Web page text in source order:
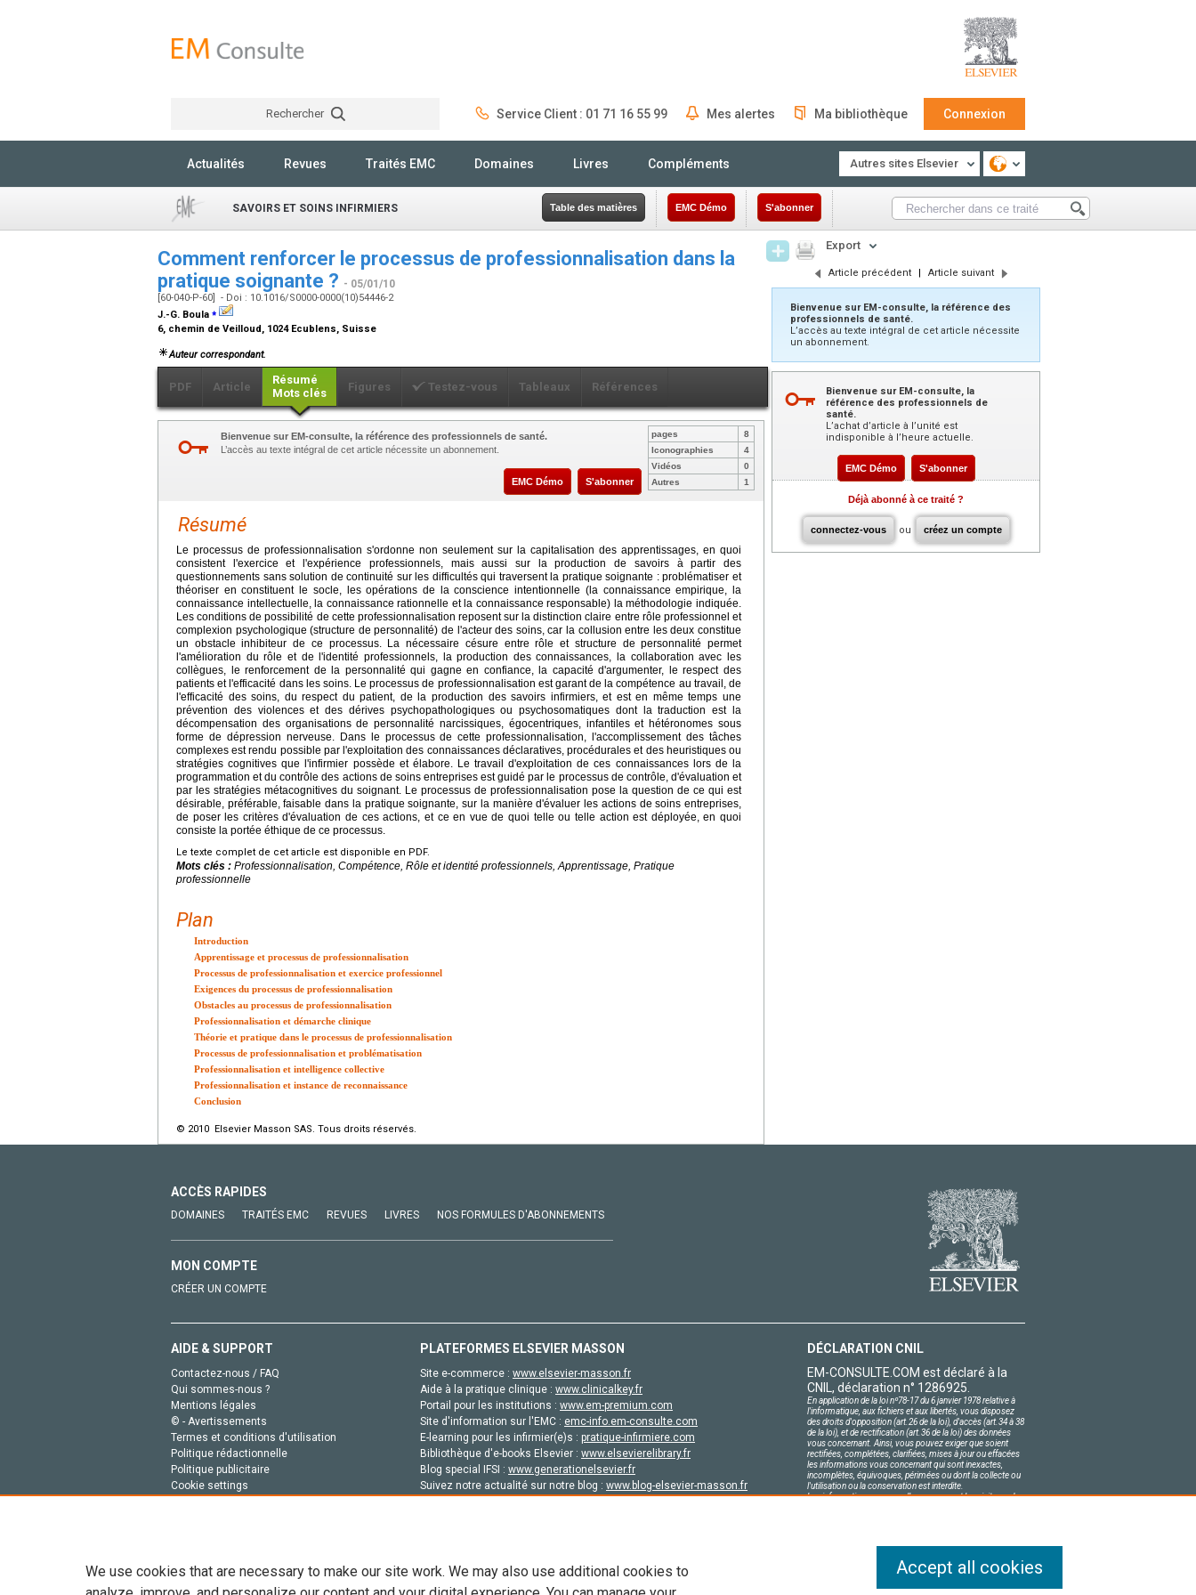
Rechercher Service Client : 01 71 16 55 99 Mes alertes Ma bibliothèque Connexion
Actualités Revues Traités EMC Domaines Livres Compléments Autres sites Elsevier
SAVOIRS ET SOINS INFIRMIERS Table des matières EMC Démo S'abonner
Comment renforcer le processus de professionnalisation dans la
pratique soignante ? - 05/01/10
[60-040-P-60] - Doi : 10.1016/S0000-0000(10)54446-2
J.-G. Boula ⁎
6, chemin de Veilloud, 1024 Ecublens, Suisse
Auteur correspondant.
PDF Article
Résumé
Mots clés
Figures Testez-vous Tableaux Références
Bienvenue sur EM-consulte, la référence des professionnels de santé.
L’accès au texte intégral de cet article nécessite un abonnement.
EMC Démo S'abonner
pages
8
Iconographies
4
Vidéos
0
Autres
1
Résumé
Le processus de professionnalisation s'ordonne non seulement sur la capitalisation des apprentissages, en quoi
consistent l'exercice et l'expérience professionnels, mais aussi sur la production de savoirs à partir des
questionnements sans solution de continuité sur les difficultés qui traversent la pratique soignante : problématiser et
théoriser en constituent le socle, les opérations de la conscience intentionnelle (la connaissance empirique, la
connaissance intellectuelle, la connaissance rationnelle et la connaissance responsable) la méthodologie indiquée.
Les conditions de possibilité de cette professionnalisation reposent sur la distinction claire entre rôle professionnel et
complexion psychologique (structure de personnalité) de l'acteur des soins, car la collusion entre les deux constitue
un obstacle inhibiteur de ce processus. La nécessaire césure entre rôle et structure de personnalité permet
l'amélioration du rôle et de l'identité professionnels, la production des connaissances, la collaboration avec les
collègues, le renforcement de la personnalité qui gagne en confiance, la capacité d'argumenter, le respect des
patients et l'efficacité dans les soins. Le processus de professionnalisation est garant de la compétence au travail, de
l'efficacité des soins, du respect du patient, de la production des savoirs infirmiers, et est en même temps une
prévention des violences et des dérives psychopathologiques ou psychosomatiques dont la traduction est la
décompensation des organisations de personnalité narcissiques, égocentriques, infantiles et hétéronomes sous
forme de dépression nerveuse. Dans le processus de cette professionnalisation, l'accomplissement des tâches
complexes est rendu possible par l'exploitation des connaissances déclaratives, procédurales et des heuristiques ou
stratégies cognitives que l'infirmier possède et élabore. Le travail d'exploitation de ces connaissances lors de la
programmation et du contrôle des actions de soins entreprises est guidé par le processus de contrôle, d'évaluation et
par les stratégies métacognitives du soignant. Le processus de professionnalisation pose la question de ce qui est
désirable, préférable, faisable dans la pratique soignante, sur la manière d'évaluer les actions de soins entreprises,
de poser les critères d'évaluation de ces actions, et ce en vue de quoi telle ou telle action est déployée, en quoi
consiste la portée éthique de ce processus.
Le texte complet de cet article est disponible en PDF.
Mots clés : Professionnalisation, Compétence, Rôle et identité professionnels, Apprentissage, Pratique
professionnelle
Plan
Introduction
Apprentissage et processus de professionnalisation
Processus de professionnalisation et exercice professionnel
Exigences du processus de professionnalisation
Obstacles au processus de professionnalisation
Professionnalisation et démarche clinique
Théorie et pratique dans le processus de professionnalisation
Processus de professionnalisation et problématisation
Professionnalisation et intelligence collective
Professionnalisation et instance de reconnaissance
Conclusion
© 2010 Elsevier Masson SAS. Tous droits réservés.
Export
Article précédent | Article suivant
Bienvenue sur EM-consulte, la référence des
professionnels de santé.
L’accès au texte intégral de cet article nécessite
un abonnement.
Bienvenue sur EM-consulte, la
référence des professionnels de
santé.
L’achat d’article à l’unité est
indisponible à l’heure actuelle.
EMC Démo S'abonner
Déjà abonné à ce traité ?
connectez-vous ou créez un compte
ACCÈS RAPIDES
DOMAINES TRAITÉS EMC REVUES LIVRES NOS FORMULES D'ABONNEMENTS
MON COMPTE
CRÉER UN COMPTE
AIDE & SUPPORT
Contactez-nous / FAQ
Qui sommes-nous ?
Mentions légales
© - Avertissements
Termes et conditions d'utilisation
Politique rédactionnelle
Politique publicitaire
Cookie settings
PLATEFORMES ELSEVIER MASSON
Site e-commerce : www.elsevier-masson.fr
Aide à la pratique clinique : www.clinicalkey.fr
Portail pour les institutions : www.em-premium.com
Site d'information sur l'EMC : emc-info.em-consulte.com
E-learning pour les infirmier(e)s : pratique-infirmiere.com
Bibliothèque d'e-books Elsevier : www.elsevierelibrary.fr
Blog special IFSI : www.generationelsevier.fr
Suivez notre actualité sur notre blog : www.blog-elsevier-masson.fr
DÉCLARATION CNIL
EM-CONSULTE.COM est déclaré à la
CNIL, déclaration n° 1286925.
En application de la loi nº78-17 du 6 janvier 1978 relative à
l'informatique, aux fichiers et aux libertés, vous disposez
des droits d'opposition (art.26 de la loi), d'accès (art.34 à 38
de la loi), et de rectification (art.36 de la loi) des données
vous concernant. Ainsi, vous pouvez exiger que soient
rectifiées, complétées, clarifiées, mises à jour ou effacées
les informations vous concernant qui sont inexactes,
incomplètes, équivoques, périmées ou dont la collecte ou
l'utilisation ou la conservation est interdite.
Les informations personnelles concernant les visiteurs de
We use cookies that are necessary to make our site work. We may also use additional cookies to
Accept all cookies